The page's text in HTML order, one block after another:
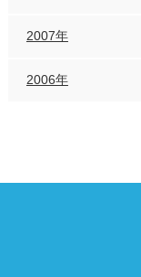
2007年
2006年